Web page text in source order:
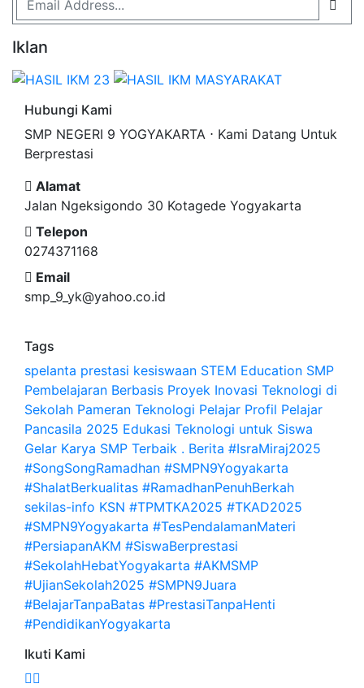
Iklan
Hubungi Kami
SMP NEGERI 9 YOGYAKARTA ⋅ Kami Datang Untuk
Berprestasi
Alamat
Jalan Ngeksigondo 30 Kotagede Yogyakarta
Telepon
0274371168
Email
smp_9_yk@yahoo.co.id
Tags
spelanta prestasi kesiswaan STEM Education SMP
Pembelajaran Berbasis Proyek Inovasi Teknologi di
Sekolah Pameran Teknologi Pelajar Profil Pelajar
Pancasila 2025 Edukasi Teknologi untuk Siswa
Gelar Karya SMP Terbaik . Berita #IsraMiraj2025
#SongSongRamadhan #SMPN9Yogyakarta
#ShalatBerkualitas #RamadhanPenuhBerkah
sekilas-info KSN #TPMTKA2025 #TKAD2025
#SMPN9Yogyakarta #TesPendalamanMateri
#PersiapanAKM #SiswaBerprestasi
#SekolahHebatYogyakarta #AKMSMP
#UjianSekolah2025 #SMPN9Juara
#BelajarTanpaBatas #PrestasiTanpaHenti
#PendidikanYogyakarta
Ikuti Kami